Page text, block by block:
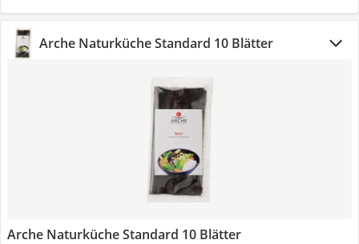
Arche Naturküche Standard 10 Blätter
Arche Naturküche Standard 10 Blätter